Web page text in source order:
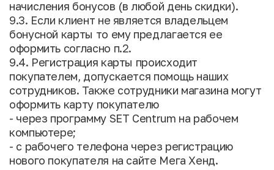
начисления бонусов (в любой день скидки).
9.3. Если клиент не является владельцем
бонусной карты то ему предлагается ее
оформить согласно п.2.
9.4. Регистрация карты происходит
покупателем, допускается помощь наших
сотрудников. Также сотрудники магазина могут
оформить карту покупателю
- через программу SET Centrum на рабочем
компьютере;
- с рабочего телефона через регистрацию
нового покупателя на сайте Мега Хенд.